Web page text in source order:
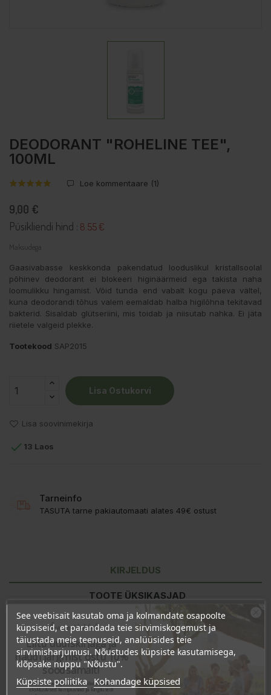
DEODORANT "ROHELINE TEE",
100ML
Loe kommentaare (1)
9,00 €
Püsikliendi hind : 8.55 €
Maksudega
Gaasivabasse keskkonda pakendatud looduslikul kristallsoolal
põhinev deodorant ei blokeeri higinäärmeid ega takista naha
loomulikku hingamist. Võid tunda end vabalt kogu päeva vältel,
kuna deodorandi tõhus valem eemaldab halba higilõhna tekitavad
bakterid. Sisaldab glütseriini, mis toidab ja niisutab nahka. Ei jäta
riietele valgeid plekke.
Tootekood SAP2015
Lisa Ostukorvi
Lisa soovinimekirja
 13 Laos
Tarneinfo
TASUTA tarne pakiautomaati alates 49€ ostust
KIRJELDUS
TOOTE ÜKSIKASJAD
KLIENDI KOMMENTAARID
Koostisosad:Aqua, Glycerin, Potassium Alum, Caprylyl/Capryl
See veebisait kasutab oma ja kolmandate osapoolte
küpsiseid, et parandada teie sirvimiskogemust ja
täiustada meie teenuseid, analüüsides teie
sirvimisharjumusi. Nõustudes küpsiste kasutamisega,
klõpsake nuppu "Nõustu".
Küpsiste poliitika Kohandage küpsised
Ära veel lahku!
Liitu uudiskirjaga ja
naudi järgmist ostu 10%
soodsamalt!
Sind ootavad spetsiaalsed allahindlused,
eksklusiivsed kampaaniad ja kingitused!